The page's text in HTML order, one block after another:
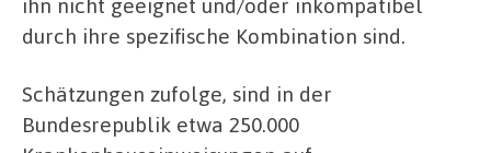
durch ihre spezifische Kombination sind.
Schätzungen zufolge, sind in der
Bundesrepublik etwa 250.000